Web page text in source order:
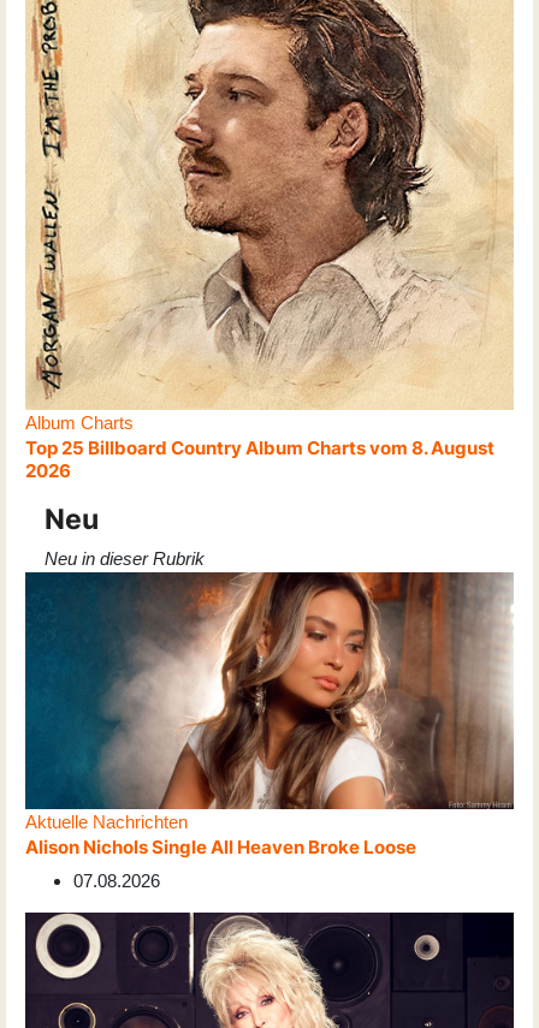
Album Charts
Top 25 Billboard Country Album Charts vom 8. August
2026
Neu
Neu in dieser Rubrik
Aktuelle Nachrichten
Alison Nichols Single All Heaven Broke Loose
07.08.2026